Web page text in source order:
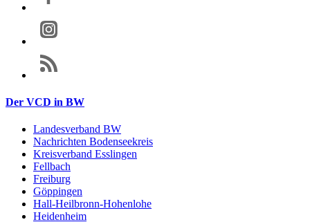
Der VCD in BW
Landesverband BW
Nachrichten Bodenseekreis
Kreisverband Esslingen
Fellbach
Freiburg
Göppingen
Hall-Heilbronn-Hohenlohe
Heidenheim